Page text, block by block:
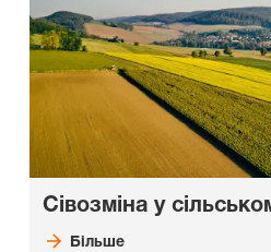
Сівозміна у
Більше